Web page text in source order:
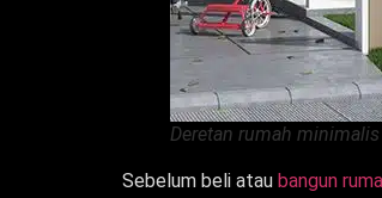
Deretan rumah
Sebelum beli atau bangun